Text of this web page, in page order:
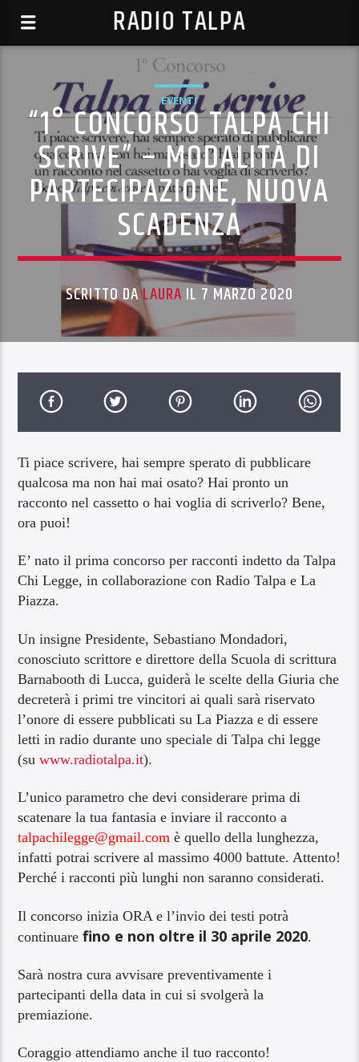
RADIO TALPA
EVENTI
“1° CONCORSO TALPA CHI
SCRIVE” – MODALITÀ DI
PARTECIPAZIONE, NUOVA
SCADENZA
SCRITTO DALAURA IL 7 MARZO 2020
Ti piace scrivere, hai sempre sperato di pubblicare
qualcosa ma non hai mai osato? Hai pronto un
racconto nel cassetto o hai voglia di scriverlo? Bene,
ora puoi!
E’ nato il prima concorso per racconti indetto da Talpa
Chi Legge, in collaborazione con Radio Talpa e La
Piazza.
Un insigne Presidente, Sebastiano Mondadori,
conosciuto scrittore e direttore della Scuola di scrittura
Barnabooth di Lucca, guiderà le scelte della Giuria che
decreterà i primi tre vincitori ai quali sarà riservato
l’onore di essere pubblicati su La Piazza e di essere
letti in radio durante uno speciale di Talpa chi legge
(suwww.radiotalpa.it).
L’unico parametro che devi considerare prima di
scatenare la tua fantasia e inviare il racconto a
talpachilegge@gmail.com è quello della lunghezza,
infatti potrai scrivere al massimo 4000 battute. Attento!
Perché i racconti più lunghi non saranno considerati.
Il concorso inizia ORA e l’invio dei testi potrà
continuarefino e non oltre il 30 aprile 2020.
Sarà nostra cura avvisare preventivamente i
partecipanti della data in cui si svolgerà la
premiazione.
Coraggio attendiamo anche il tuo racconto!